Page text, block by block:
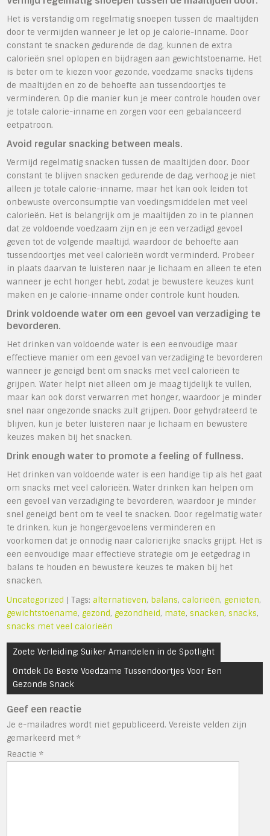
Het is verstandig om regelmatig snoepen tussen de maaltijden
door te vermijden wanneer je let op je calorie-inname. Door
constant te snacken gedurende de dag, kunnen de extra
calorieën snel oplopen en bijdragen aan gewichtstoename. Het
is beter om te kiezen voor gezonde, voedzame snacks tijdens
de maaltijden en zo de behoefte aan tussendoortjes te
verminderen. Op die manier kun je meer controle houden over
je totale calorie-inname en zorgen voor een gebalanceerd
eetpatroon.
Avoid regular snacking between meals.
Vermijd regelmatig snacken tussen de maaltijden door. Door
constant te blijven snacken gedurende de dag, verhoog je niet
alleen je totale calorie-inname, maar het kan ook leiden tot
onbewuste overconsumptie van voedingsmiddelen met veel
calorieën. Het is belangrijk om je maaltijden zo in te plannen
dat ze voldoende voedzaam zijn en je een verzadigd gevoel
geven tot de volgende maaltijd, waardoor de behoefte aan
tussendoortjes met veel calorieën wordt verminderd. Probeer
in plaats daarvan te luisteren naar je lichaam en alleen te eten
wanneer je echt honger hebt, zodat je bewustere keuzes kunt
maken en je calorie-inname onder controle kunt houden.
Drink voldoende water om een gevoel van verzadiging te
bevorderen.
Het drinken van voldoende water is een eenvoudige maar
effectieve manier om een gevoel van verzadiging te bevorderen
wanneer je geneigd bent om snacks met veel calorieën te
grijpen. Water helpt niet alleen om je maag tijdelijk te vullen,
maar kan ook dorst verwarren met honger, waardoor je minder
snel naar ongezonde snacks zult grijpen. Door gehydrateerd te
blijven, kun je beter luisteren naar je lichaam en bewustere
keuzes maken bij het snacken.
Drink enough water to promote a feeling of fullness.
Het drinken van voldoende water is een handige tip als het gaat
om snacks met veel calorieën. Water drinken kan helpen om
een gevoel van verzadiging te bevorderen, waardoor je minder
snel geneigd bent om te veel te snacken. Door regelmatig water
te drinken, kun je hongergevoelens verminderen en
voorkomen dat je onnodig naar calorierijke snacks grijpt. Het is
een eenvoudige maar effectieve strategie om je eetgedrag in
balans te houden en bewustere keuzes te maken bij het
snacken.
Uncategorized | Tags: alternatieven, balans,calorieën,genieten,
gewichtstoename,gezond,gezondheid, mate,snacken,snacks,
snacks met veel calorieën
Bericht
navigatie
Zoete Verleiding: Suiker Amandelen in de Spotlight
Ontdek De Beste Voedzame Tussendoortjes Voor Een
Gezonde Snack
Geef een reactie
Je e-mailadres wordt niet gepubliceerd. Vereiste velden zijn
gemarkeerd met*
Reactie*